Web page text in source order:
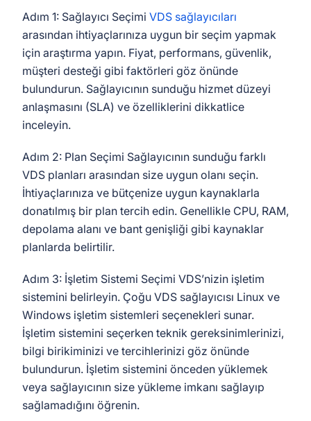
Adım 1: Sağlayıcı Seçimi VDS sağlayıcıları
arasından ihtiyaçlarınıza uygun bir seçim yapmak
için araştırma yapın. Fiyat, performans, güvenlik,
müşteri desteği gibi faktörleri göz önünde
bulundurun. Sağlayıcının sunduğu hizmet düzeyi
anlaşmasını (SLA) ve özelliklerini dikkatlice
inceleyin.
Adım 2: Plan Seçimi Sağlayıcının sunduğu farklı
VDS planları arasından size uygun olanı seçin.
İhtiyaçlarınıza ve bütçenize uygun kaynaklarla
donatılmış bir plan tercih edin. Genellikle CPU, RAM,
depolama alanı ve bant genişliği gibi kaynaklar
planlarda belirtilir.
Adım 3: İşletim Sistemi Seçimi VDS’nizin işletim
sistemini belirleyin. Çoğu VDS sağlayıcısı Linux ve
Windows işletim sistemleri seçenekleri sunar.
İşletim sistemini seçerken teknik gereksinimlerinizi,
bilgi birikiminizi ve tercihlerinizi göz önünde
bulundurun. İşletim sistemini önceden yüklemek
veya sağlayıcının size yükleme imkanı sağlayıp
sağlamadığını öğrenin.